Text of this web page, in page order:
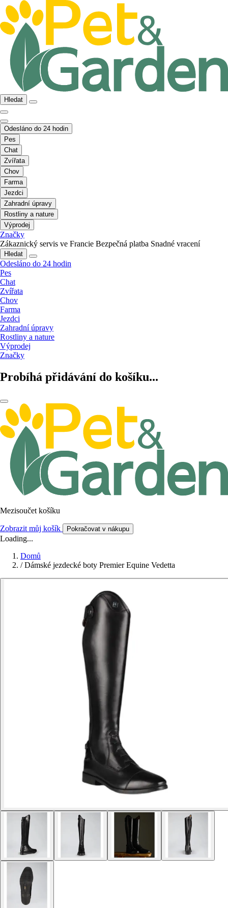
Hledat
Odesláno do 24 hodin
Pes
Chat
Zvířata
Chov
Farma
Jezdci
Zahradní úpravy
Rostliny a nature
Výprodej
Značky
Zákaznický servis ve Francie Bezpečná platba Snadné vracení
Hledat
Odesláno do 24 hodin
Pes
Chat
Zvířata
Chov
Farma
Jezdci
Zahradní úpravy
Rostliny a nature
Výprodej
Značky
Probíhá přidávání do košíku...
Mezisoučet košíku
Zobrazit můj košík Pokračovat v nákupu
Loading...
Domů
/ Dámské jezdecké boty Premier Equine Vedetta